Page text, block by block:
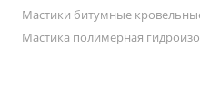
Мастики битумные
Мастика полимерная